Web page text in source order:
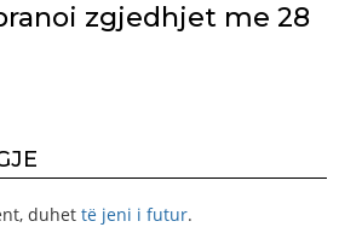
zgjedhjet me 28
duhet të jeni i futur.